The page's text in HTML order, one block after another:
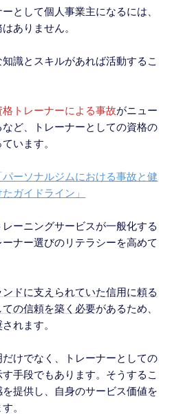
として個人事業主になるには、
ありません。
識とスキルがあれば活動するこ
格トレーナーによる事故がニュー
ど、トレーナーとしての資格の
います。
パーソナルジムにおける事故と健
ガイドライン」
ーニングサービスが一般化する
ナー選びのリテラシーを高めて
ドに支えられていた信用に頼る
の信頼を築く必要があるため、
れます。
けでなく、トレーナーとしての
手段でもあります。そうするこ
提供し、自身のサービス価値を
。